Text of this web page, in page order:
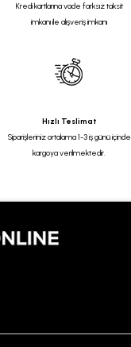
Kredi kartlarına vade farksız taksit
imkanı ile alışveriş imkanı
Hızlı Teslimat
Siparişleriniz ortalama 1-3 iş günü içinde
kargoya verilmektedir.